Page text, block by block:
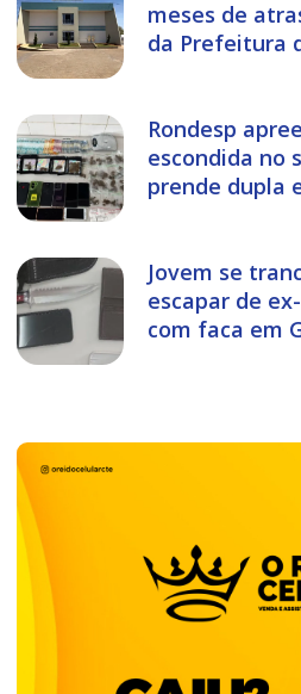
meses de
da Prefeitura
Rondesp
escondida no
prende dupla
Jovem se
escapar de
com faca em